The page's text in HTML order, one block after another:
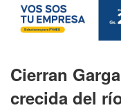
Cierran
crecida del